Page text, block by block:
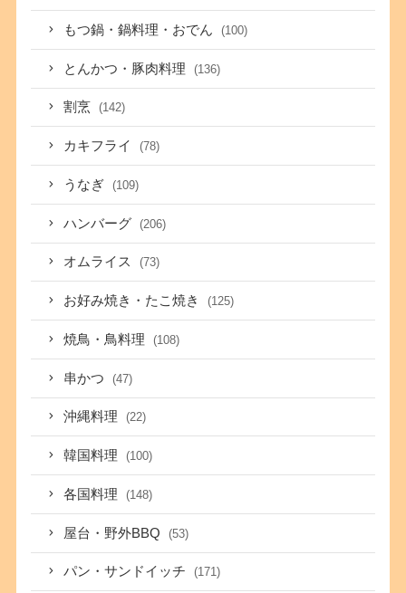
もつ鍋・鍋料理・おでん (100)
とんかつ・豚肉料理 (136)
割烹 (142)
カキフライ (78)
うなぎ (109)
ハンバーグ (206)
オムライス (73)
お好み焼き・たこ焼き (125)
焼鳥・鳥料理 (108)
串かつ (47)
沖縄料理 (22)
韓国料理 (100)
各国料理 (148)
屋台・野外BBQ (53)
パン・サンドイッチ (171)